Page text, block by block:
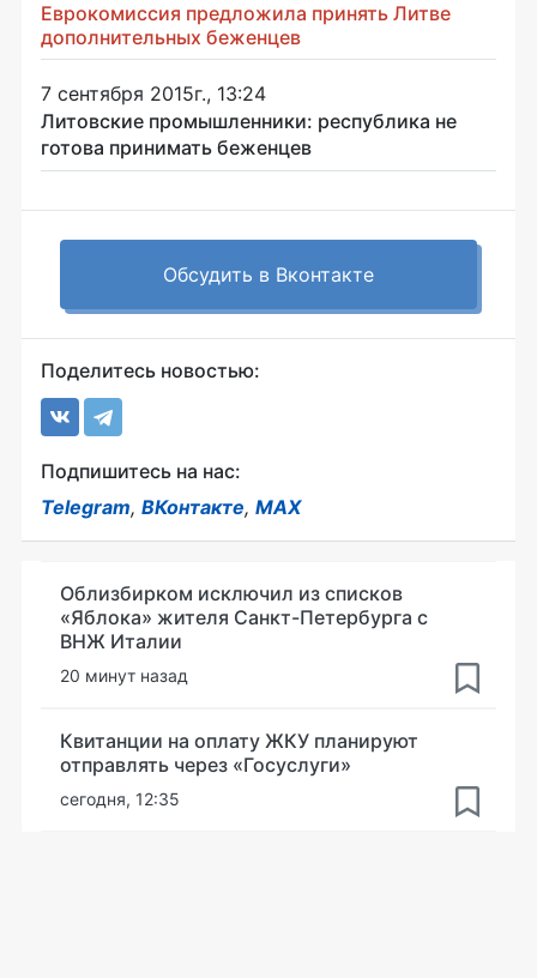
Еврокомиссия предложила принять Литве
дополнительных беженцев
7 сентября 2015г., 13:24
Литовские промышленники: республика не
готова принимать беженцев
Обсудить в Вконтакте
Поделитесь новостью:
Подпишитесь на нас:
Telegram, ВКонтакте, MAX
Облизбирком исключил из списков
«Яблока» жителя Санкт-Петербурга с
ВНЖ Италии
20 минут назад
Квитанции на оплату ЖКУ планируют
отправлять через «Госуслуги»
сегодня, 12:35